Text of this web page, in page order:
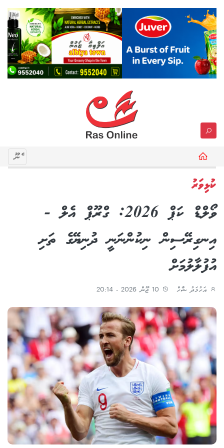
Ad
މެނޫ
ކުޅިވަރު
ވޯލްޑް ކަޕް 2026: ގްރޫޕް އެލް -
އިނގިރޭސިން ނިކުންނަނީ ދުނިޔޭގެ ތަށި
އުފުލާލުމަށް
އަހުމަދު ޝާހް